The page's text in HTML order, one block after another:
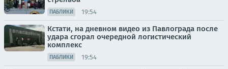
ПАБЛИКИ 19:54
Кстати, на дневном видео из Павлограда после
удара сгорал очередной логистический
комплекс
ПАБЛИКИ 19:54